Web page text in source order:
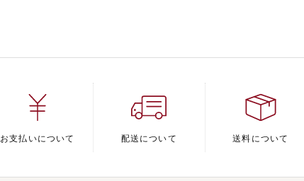
お支払いについて 配送について 送料について